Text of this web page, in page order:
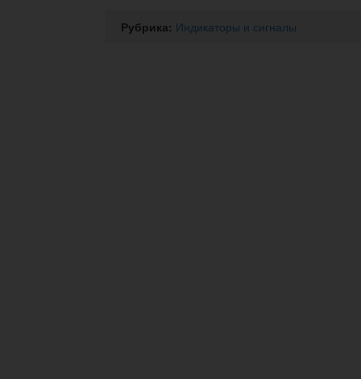
Рубрика: Индикаторы и сигналы